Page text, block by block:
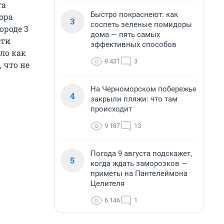
3
как
что не
3
Быстро покраснеют: как
соспеть зеленые помидоры
дома — пять самых
эффективных способов
9 431 3
4
На Черноморском побережье
закрыли пляжи: что там
происходит
9 187 13
5
Погода 9 августа подскажет,
когда ждать заморозков —
приметы на Пантелеймона
Целителя
6 146 1